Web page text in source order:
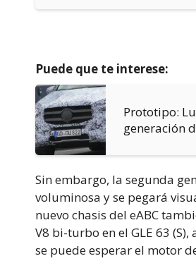
Puede que te interese:
Prototipo:
generación
Sin embargo, la segunda
voluminosa y se pegará
nuevo chasis del eABC
V8 bi-turbo en el GLE 63
se puede esperar el motor